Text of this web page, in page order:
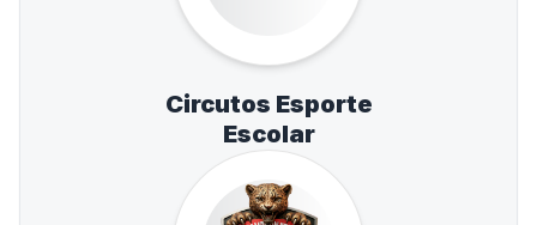
Circutos Esporte
Escolar